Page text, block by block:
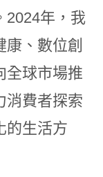
2024年，我
、數位創
全球市場推
消費者探索
的生活方